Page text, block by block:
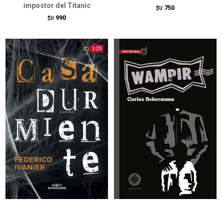
impostor del Titanic
$U 990
$U 750